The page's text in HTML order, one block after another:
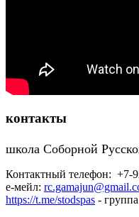
контакты
школа Соборной
Контактный телефон:
е-мейл:
https://t.me/stodspas -